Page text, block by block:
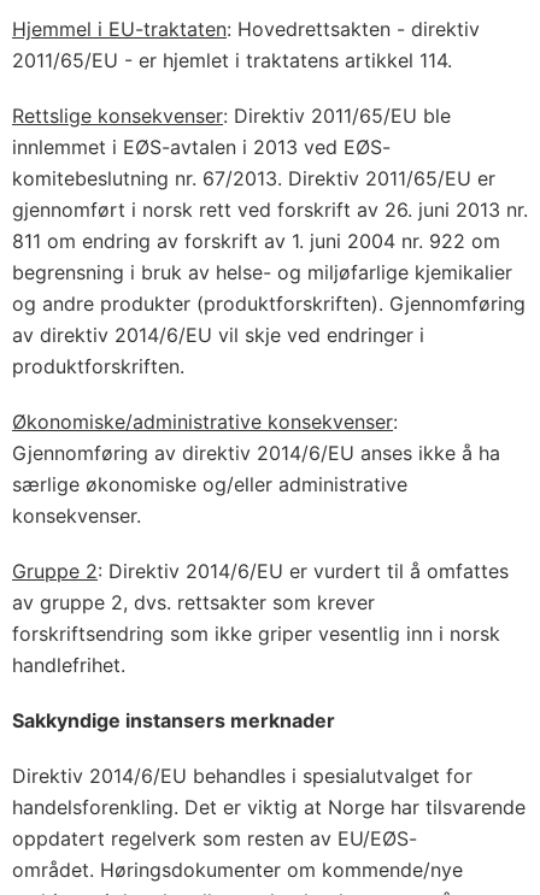
Hjemmel i EU-traktaten: Hovedrettsakten - direktiv
2011/65/EU - er hjemlet i traktatens artikkel 114.
Rettslige konsekvenser: Direktiv 2011/65/EU ble
innlemmet i EØS-avtalen i 2013 ved EØS-
komitebeslutning nr. 67/2013. Direktiv 2011/65/EU er
gjennomført i norsk rett ved forskrift av 26. juni 2013 nr.
811 om endring av forskrift av 1. juni 2004 nr. 922 om
begrensning i bruk av helse- og miljøfarlige kjemikalier
og andre produkter (produktforskriften). Gjennomføring
av direktiv 2014/6/EU vil skje ved endringer i
produktforskriften.
Økonomiske/administrative konsekvenser:
Gjennomføring av direktiv 2014/6/EU anses ikke å ha
særlige økonomiske og/eller administrative
konsekvenser.
Gruppe 2: Direktiv 2014/6/EU er vurdert til å omfattes
av gruppe 2, dvs. rettsakter som krever
forskriftsendring som ikke griper vesentlig inn i norsk
handlefrihet.
Sakkyndige instansers merknader
Direktiv 2014/6/EU behandles i spesialutvalget for
handelsforenkling. Det er viktig at Norge har tilsvarende
oppdatert regelverk som resten av EU/EØS-
området. Høringsdokumenter om kommende/nye